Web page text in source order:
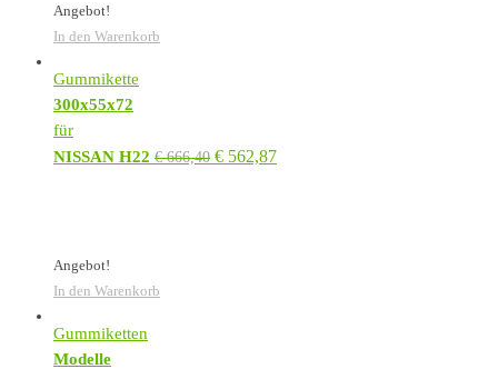
Angebot!
In den Warenkorb
Gummikette
300x55x72
für
NISSAN H22 €666,40 € 562,87
Angebot!
In den Warenkorb
Gummiketten
Modelle